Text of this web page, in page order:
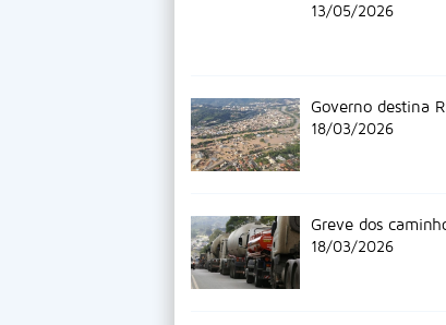
13/05/2026
Governo destina
18/03/2026
Greve dos
18/03/2026